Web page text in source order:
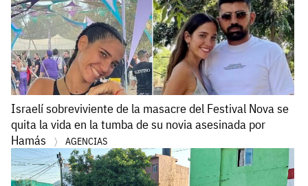
Israelí sobreviviente de la masacre del Festival Nova se
quita la vida en la tumba de su novia asesinada por
Hamás
AGENCIAS